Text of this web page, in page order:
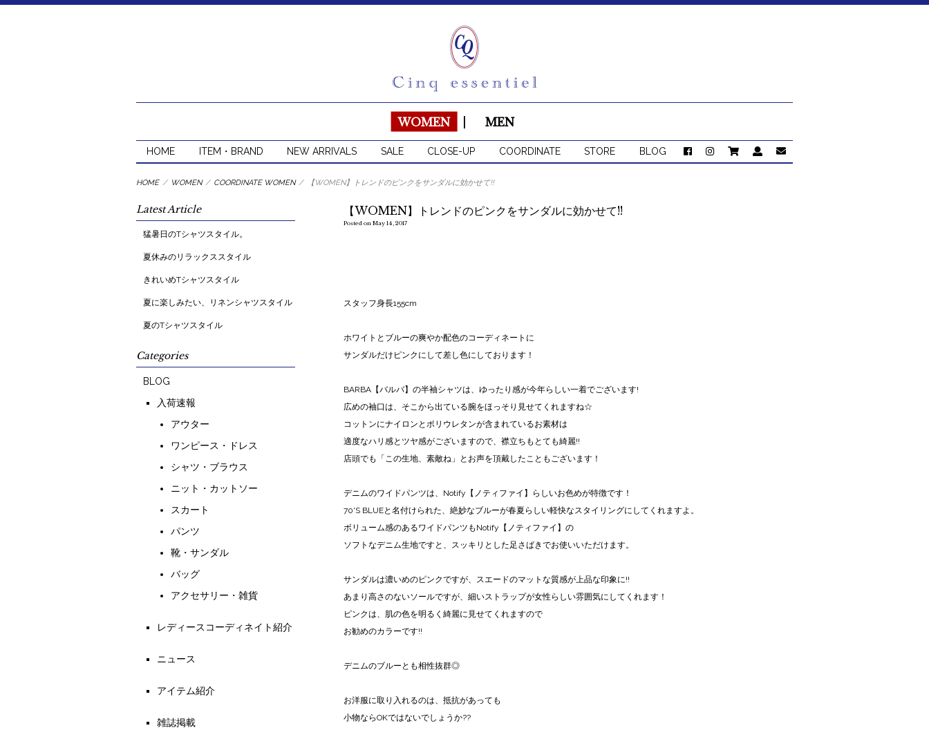
WOMEN MEN
HOME ITEM・BRAND NEW ARRIVALS SALE CLOSE-UP COORDINATE STORE BLOG
HOME / WOMEN / COORDINATE WOMEN / 【WOMEN】トレンドのピンクをサンダルに効かせて!!
【WOMEN】トレンドのピンクをサンダルに効かせて!!
Posted on May 14, 2017
スタッフ身長155cm
ホワイトとブルーの爽やか配色のコーディネートに
サンダルだけピンクにして差し色にしております！
BARBA【バルバ】の半袖シャツは、ゆったり感が今年らしい一着でございます!
広めの袖口は、そこから出ている腕をほっそり見せてくれますね☆
コットンにナイロンとポリウレタンが含まれているお素材は
適度なハリ感とツヤ感がございますので、襟立ちもとても綺麗!!
店頭でも「この生地、素敵ね」とお声を頂戴したこともございます！
デニムのワイドパンツは、Notify【ノティファイ】らしいお色めが特徴です！
70'S BLUEと名付けられた、絶妙なブルーが春夏らしい軽快なスタイリングにしてくれますよ。
ボリューム感のあるワイドパンツもNotify【ノティファイ】の
ソフトなデニム生地ですと、スッキリとした足さばきでお使いいただけます。
サンダルは濃いめのピンクですが、スエードのマットな質感が上品な印象に!!
あまり高さのないソールですが、細いストラップが女性らしい雰囲気にしてくれます！
ピンクは、肌の色を明るく綺麗に見せてくれますので
お勧めのカラーです!!
デニムのブルーとも相性抜群◎
お洋服に取り入れるのは、抵抗があっても
小物ならOKではないでしょうか??
Latest Article
猛暑日のTシャツスタイル。
夏休みのリラックススタイル
きれいめTシャツスタイル
夏に楽しみたい、リネンシャツスタイル
夏のTシャツスタイル
Categories
BLOG
入荷速報
アウター
ワンピース・ドレス
シャツ・ブラウス
ニット・カットソー
スカート
パンツ
靴・サンダル
バッグ
アクセサリー・雑貨
レディースコーディネイト紹介
ニュース
アイテム紹介
雑誌掲載